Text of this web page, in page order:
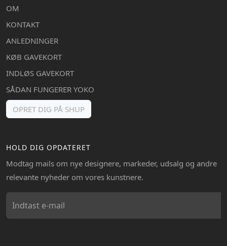
OM
KONTAKT
ANLEDNINGER
KØB GAVEKORT
INDLØS GAVEKORT
SÅDAN FUNGERER YOKO
OPRET DIG PÅ SHUP
HOLD DIG OPDATERET
Modtag mails om nye designere, markeder, udsalg og andre
relevante nyheder om vores kunstnere.